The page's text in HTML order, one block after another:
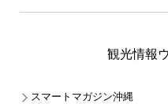
観光情報
スマートマガジン沖縄